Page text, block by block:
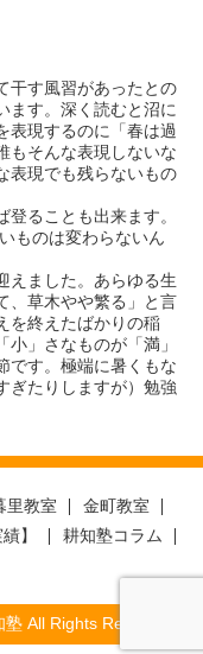
干す風習があったとの
す。深く読むと沼に
表現するのに「春は過
もそんな表現しないな
表現でも残らないもの
ることも出来ます。
ものは変わらないん
えました。あらゆる生
、草木やや繁る」と言
を終えたばかりの稲
」さなものが「満」
です。極端に暑くもな
ぎたりしますが）勉強
里教室
金町教室
】
耕知塾コラム
All Rights Reserved.